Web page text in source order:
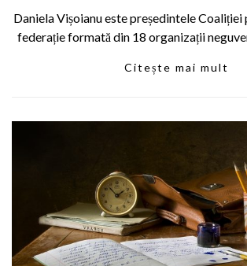
Daniela Vișoianu este președintele Coaliției
federație formată din 18 organizații
Citește mai mult